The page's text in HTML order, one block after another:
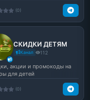
(0)
СКИДКИ ДЕТЯМ
Канал 112
акции и промокоды на
для детей
(0)